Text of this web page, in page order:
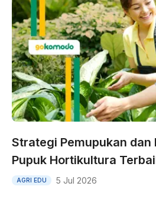
Strategi Pemupukan dan
Pupuk Hortikultura
AGRI EDU 5 Jul 2026